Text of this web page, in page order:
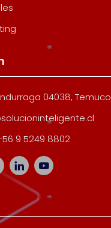
04038, Temuco
9 5249 8802